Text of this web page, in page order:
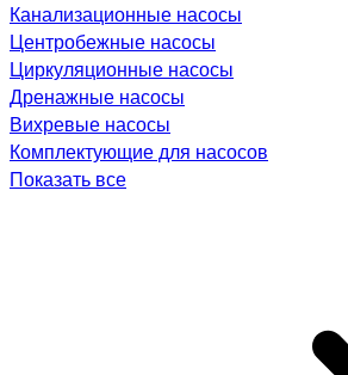
Канализационные насосы
Центробежные насосы
Циркуляционные насосы
Дренажные насосы
Вихревые насосы
Комплектующие для насосов
Показать все